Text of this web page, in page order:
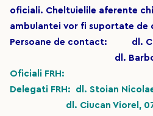
oficiali. Cheltuielile aferente
ambulantei vor fi suportate de
Persoane de contact: dl.
dl. Barbos Viorel,
Oficiali FRH:
Delegati FRH: dl. Stoian
dl. Ciucan Viorel,